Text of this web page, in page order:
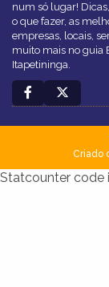
num só lugar!
o que fazer, as
empresas, locais,
muito mais no guia
Itapetininga.
Criado
Statcounter code